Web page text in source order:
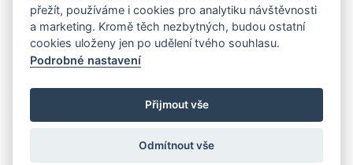
Pivní.info
Poznámka pod čarou
Pivní deníček je nezávislý zdroj, který není spjat s žádným
konkrétním pivovarem ani restaurací. Názory uživatelů nemusí nutně
reprezentovat názory tvůrců Deníčku.
přežít, používáme i cookies pro analytiku návštěvnosti
a marketing. Kromě těch nezbytných, budou ostatní
cookies uloženy jen po udělení tvého souhlasu.
Podrobné nastavení
Přijmout vše
Odmítnout vše